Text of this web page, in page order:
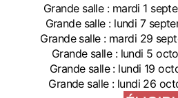
Grande salle : mardi 1
Grande salle : lundi 7
Grande salle : mardi 29
Grande salle : lundi 5
Grande salle : lundi 19
Grande salle : lundi 26